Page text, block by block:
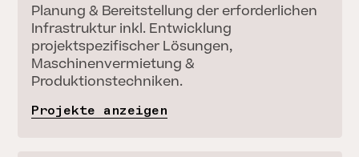
Planung & Bereitstellung der erforderlichen
Infrastruktur inkl. Entwicklung
projektspezifischer Lösungen,
Maschinenvermietung &
Produktionstechniken.
Projekte anzeigen